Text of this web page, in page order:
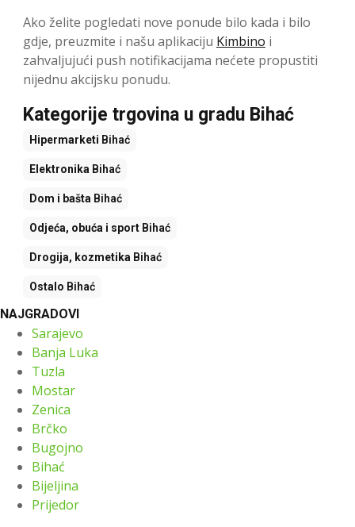
Ako želite pogledati nove ponude bilo kada i bilo
gdje, preuzmite i našu aplikaciju Kimbino i
zahvaljujući push notifikacijama nećete propustiti
nijednu akcijsku ponudu.
Kategorije trgovina u gradu Bihać
Hipermarketi Bihać
Elektronika Bihać
Dom i bašta Bihać
Odjeća, obuća i sport Bihać
Drogija, kozmetika Bihać
Ostalo Bihać
NAJGRADOVI
Sarajevo
Banja Luka
Tuzla
Mostar
Zenica
Brčko
Bugojno
Bihać
Bijeljina
Prijedor